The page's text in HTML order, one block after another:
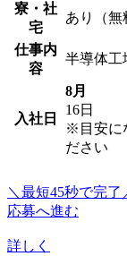
寮・社
宅
あり（無
仕事内
容
半導体工
入社日
8月
16日
※目安に
ださい
＼最短45秒で完了
応募へ進む
詳しく